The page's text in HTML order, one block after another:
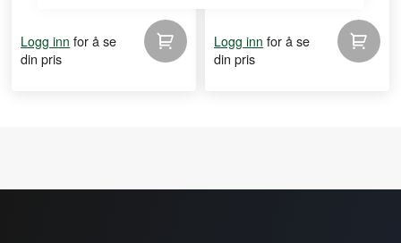
Logg inn for å se
din pris
Logg inn for å se
din pris